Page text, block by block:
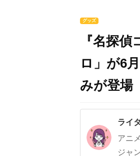
グッズ
『名探
ロ」が6
みが登場
ライ
アニ
ジャ